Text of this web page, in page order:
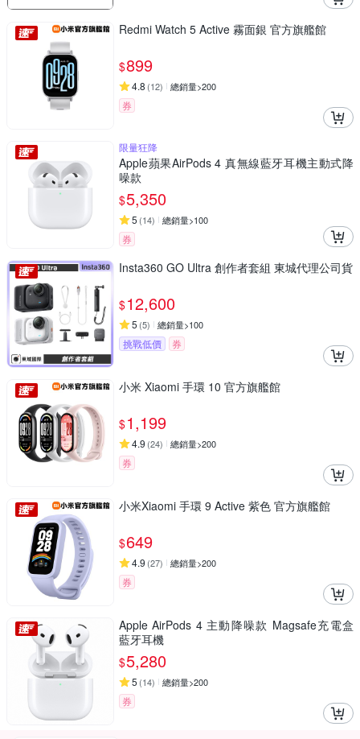
Redmi Watch 5 Active 霧面銀 官方旗艦館
$899
4.8 (12) 總銷量>200
券
限量狂降
Apple蘋果AirPods 4 真無線藍牙耳機主動式降
噪款
$5,350
5 (14) 總銷量>100
券
Insta360 GO Ultra 創作者套組 東城代理公司貨
$12,600
5 (5) 總銷量>100
挑戰低價 券
小米 Xiaomi 手環 10 官方旗艦館
$1,199
4.9 (24) 總銷量>200
券
小米Xiaomi 手環 9 Active 紫色 官方旗艦館
$649
4.9 (27) 總銷量>200
券
Apple AirPods 4 主動降噪款 Magsafe充電盒
藍牙耳機
$5,280
5 (14) 總銷量>200
券